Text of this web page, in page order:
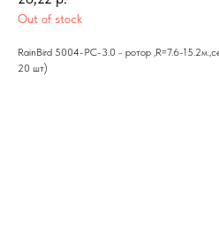
Out of stock
RainBird 5004-PC-3.0 - ротор ,R=7.6-
20 шт)